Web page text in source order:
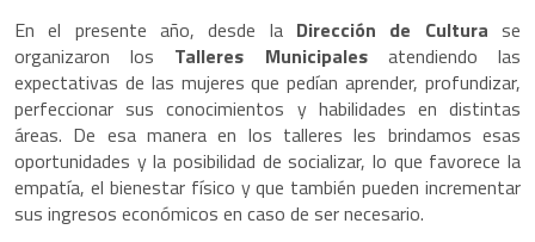
En el presente año, desde la Dirección de Cultura se
organizaron los Talleres Municipalesatendiendo las
expectativas de las mujeres que pedían aprender, profundizar,
perfeccionar sus conocimientos y habilidades en distintas
áreas. De esa manera en los talleres les brindamos esas
oportunidades y la posibilidad de socializar, lo que favorece la
empatía, el bienestar físico y que también pueden incrementar
sus ingresos económicos en caso de ser necesario.